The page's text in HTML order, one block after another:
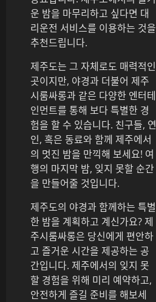
운 밤을 마무리하고 싶다면 대
리운전 서비스를 이용하는 것을
추천드립니다.
제주도는 그 자체로도 매력적인
곳이지만, 야경과 더불어 제주
시룸싸롱과 같은 다양한 엔터테
인먼트를 통해 보다 특별한 경
험을 할 수 있습니다. 친구들, 연
인, 혹은 동료와 함께 제주에서
의 멋진 밤을 만끽해 보세요! 여
행의 마지막 밤, 잊지 못할 순간
을 만들어줄 것입니다.
제주도의 야경과 함께하는 특별
한 밤을 계획하고 계신가요? 제
주시룸싸롱은 당신에게 편안하
고 즐거운 시간을 제공하는 공
간입니다. 제주에서의 잊지 못
할 경험을 위해 미리 예약하고,
안전하게 즐길 준비를 해보세